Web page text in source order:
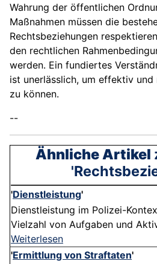
Wahrung der öffentlichen
Maßnahmen müssen die
Rechtsbeziehungen
den rechtlichen
werden. Ein fundiertes
ist unerlässlich, um effektiv
zu können.
--
Ähnliche Artikel
'Dienstleistung'
Dienstleistung im Polizei-
Vielzahl von Aufgaben und
Weiterlesen
'Ermittlung von Straftaten'